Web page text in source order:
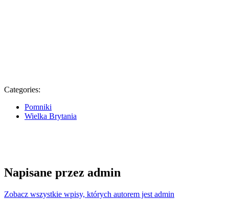
Categories:
Pomniki
Wielka Brytania
Napisane przez admin
Zobacz wszystkie wpisy, których autorem jest admin